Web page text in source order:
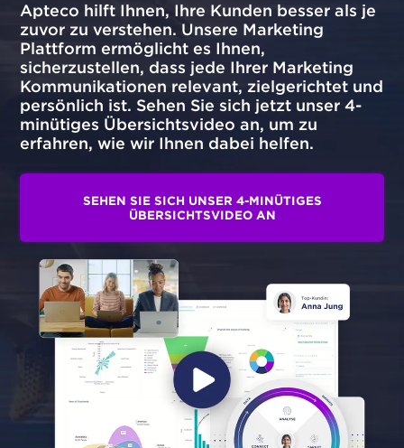
Apteco hilft Ihnen, Ihre Kunden besser als je
zuvor zu verstehen. Unsere Marketing
Plattform ermöglicht es Ihnen,
sicherzustellen, dass jede Ihrer Marketing
Kommunikationen relevant, zielgerichtet und
persönlich ist. Sehen Sie sich jetzt unser 4-
minütiges Übersichtsvideo an, um zu
erfahren, wie wir Ihnen dabei helfen.
SEHEN SIE SICH UNSER 4-MINÜTIGES
ÜBERSICHTSVIDEO AN